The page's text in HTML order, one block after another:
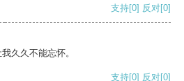
支持[0] 反对[0]
久久不能忘怀。
支持[0] 反对[0]